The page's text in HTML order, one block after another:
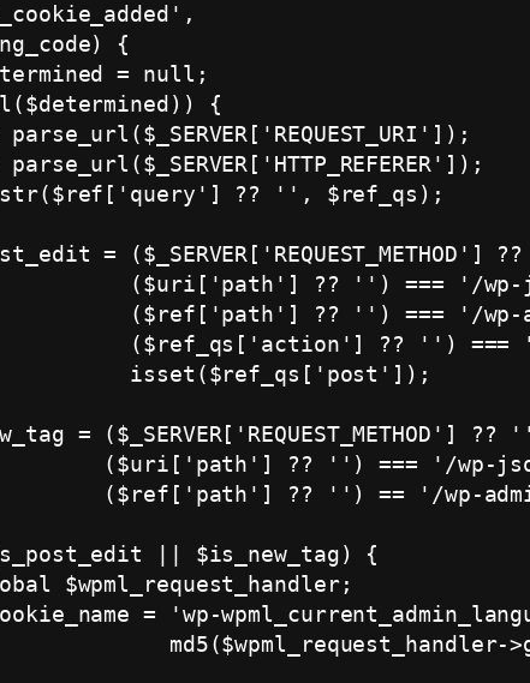
{
= null;
{
parse_url($_SERVER['REQUEST_URI']);
parse_url($_SERVER['HTTP_REFERER']);
?? '', $ref_qs);
= ($_SERVER['REQUEST_METHOD']
($uri['path'] ?? '') === '/
($ref['path'] ?? '') === '/
($ref_qs['action'] ?? '') ===
isset($ref_qs['post']);
= ($_SERVER['REQUEST_METHOD'] ??
($uri['path'] ?? '') === '/wp-
($ref['path'] ?? '') == '/wp-
|| $is_new_tag) {
$wpml_request_handler;
= 'wp-
md5($wpml_request_handler-